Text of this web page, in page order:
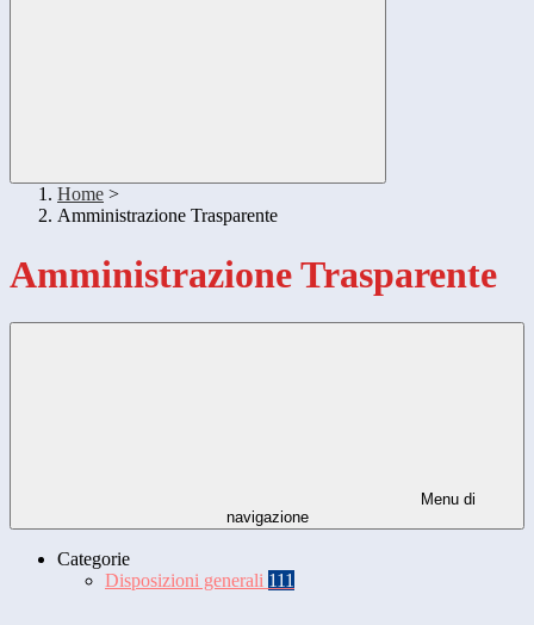
Home >
Amministrazione Trasparente
Amministrazione Trasparente
Menu di
navigazione
Categorie
Disposizioni generali 111